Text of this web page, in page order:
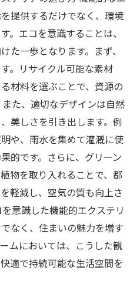
提供するだけでなく、環境
。エコを意識することは、
た一歩となります。まず、
。リサイクル可能な素材
材料を選ぶことで、資源の
た、適切なデザインは自然
美しさを引き出します。例
や、雨水を集めて灌漑に使
的です。さらに、グリーン
物を取り入れることで、都
軽減し、空気の質も向上さ
意識した機能的エクステリ
なく、住まいの魅力を増す
ムにおいては、こうした観
適で持続可能な生活空間を